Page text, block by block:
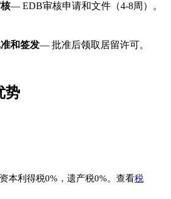
— EDB审核申请和文件（4-8周）。
和签发— 批准后领取居留许可。
势
本利得税0%，遗产税0%。查看税